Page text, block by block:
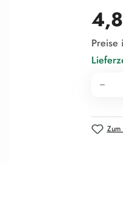
Preise
Zum